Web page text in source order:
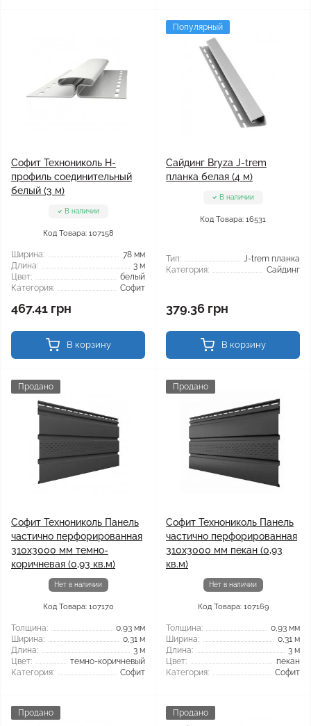
Софит Технониколь H-
профиль соединительный
белый (3 м)
В наличии
Код Товара: 107158
Ширина:
78 мм
Длина:
3 м
Цвет:
белый
Категория:
Софит
467.41 грн
В корзину
Популярный
Сайдинг Bryza J-trem
планка белая (4 м)
В наличии
Код Товара: 16531
Тип:
J-trem планка
Категория:
Сайдинг
379.36 грн
В корзину
Продано
Софит Технониколь Панель
частично перфорированная
310х3000 мм темно-
коричневая (0,93 кв.м)
Нет в наличии
Код Товара: 107170
Толщина:
0,93 мм
Ширина:
0,31 м
Длина:
3 м
Цвет:
темно-коричневый
Категория:
Софит
Продано
Софит Технониколь Панель
частично перфорированная
310х3000 мм пекан (0,93
кв.м)
Нет в наличии
Код Товара: 107169
Толщина:
0,93 мм
Ширина:
0,31 м
Длина:
3 м
Цвет:
пекан
Категория:
Софит
Продано Продано